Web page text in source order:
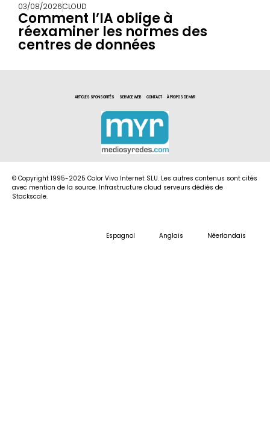
03/08/2026CLOUD
Comment l’IA oblige à
réexaminer les normes des
centres de données
ARTICLES SPONSORITÉS SERVICE WEB CONTACT À PROPOS DE MYR
© Copyright 1995-2025 Color Vivo Internet SLU. Les autres contenus sont cités
avec mention de la source. Infrastructure cloud serveurs dédiés de
Stackscale.
Espagnol Anglais Néerlandais